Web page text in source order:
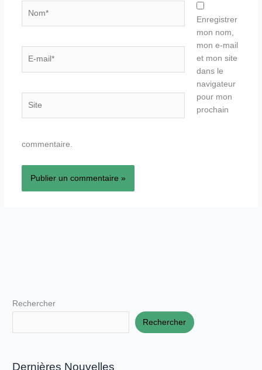
Enregistrer
mon nom,
mon e-mail
et mon site
dans le
navigateur
pour mon
prochain
commentaire.
Rechercher
Rechercher
Dernières Nouvelles